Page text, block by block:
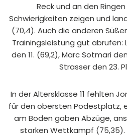
Reck und an den
Schwierigkeiten zeigen und
(70,4). Auch die anderen
Trainingsleistung gut abrufen:
den 11. (69,2), Marc Sotmari
Strasser den 23.
In der Altersklasse 11 fehlten
für den obersten Podestplatz,
am Boden gaben Abzüge,
starken Wettkampf (75,35).